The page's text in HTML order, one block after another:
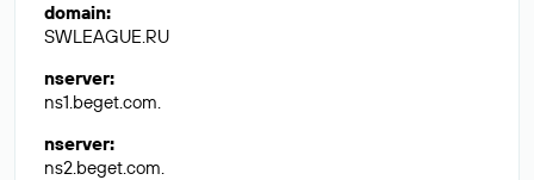
domain:
SWLEAGUE.RU
nserver:
ns1.beget.com.
nserver:
ns2.beget.com.